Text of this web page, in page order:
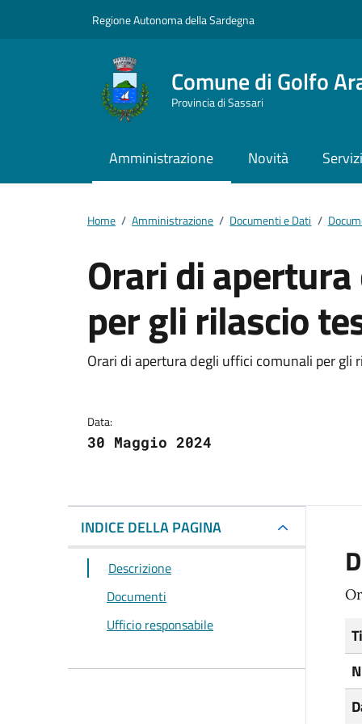
Regione Autonoma della Sardegna
Comune di Golfo
Provincia di Sassari
Amministrazione Novità Servizi
Home / Amministrazione / Documenti e Dati /
Orari di
per gli rilascio
Dettagli del
Orari di apertura degli uffici comunali per gli
Data:
30 Maggio 2024
INDICE DELLA PAGINA
Descrizione
Documenti
Ufficio responsabile